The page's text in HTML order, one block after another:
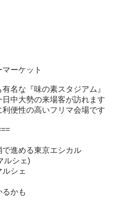
ーケット
名な『味の素スタジアム』
中大勢の来場客が訪れます
便性の高いフリマ会場です
進める東京エシカル
ルシェ)
シェ
かも